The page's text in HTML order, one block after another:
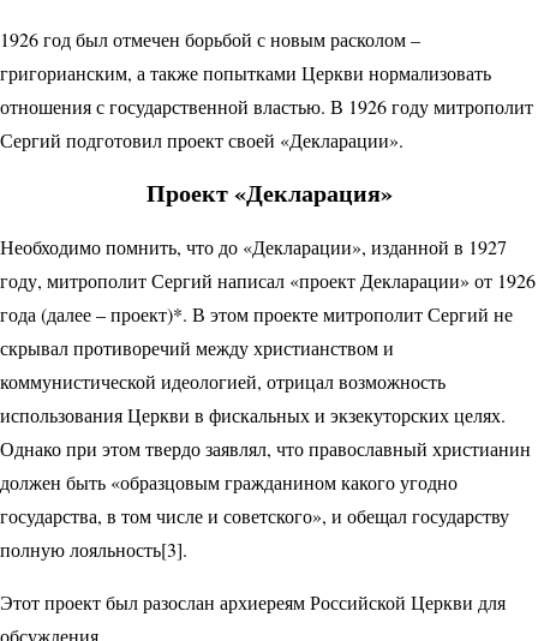
1926 год был отмечен борьбой с новым расколом –
григорианским, а также попытками Церкви нормализовать
отношения с государственной властью. В 1926 году митрополит
Сергий подготовил проект своей «Декларации».
Проект «Декларация»
Необходимо помнить, что до «Декларации», изданной в 1927
году, митрополит Сергий написал «проект Декларации» от 1926
года (далее – проект)*. В этом проекте митрополит Сергий не
скрывал противоречий между христианством и
коммунистической идеологией, отрицал возможность
использования Церкви в фискальных и экзекуторских целях.
Однако при этом твердо заявлял, что православный христианин
должен быть «образцовым гражданином какого угодно
государства, в том числе и советского», и обещал государству
полную лояльность[3].
Этот проект был разослан архиереям Российской Церкви для
обсуждения.